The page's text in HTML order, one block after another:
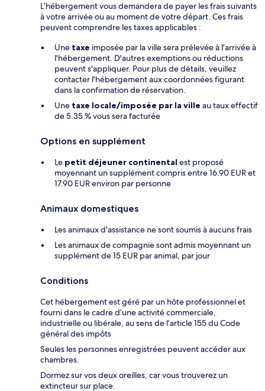
L’hébergement vous demandera de payer les frais suivants
à votre arrivée ou au moment de votre départ. Ces frais
peuvent comprendre les taxes applicables :
Une taxe imposée par la ville sera prélevée à l'arrivée à
l'hébergement. D'autres exemptions ou réductions
peuvent s'appliquer. Pour plus de détails, veuillez
contacter l'hébergement aux coordonnées figurant
dans la confirmation de réservation.
Une taxe locale/imposée par la ville au taux effectif
de 5.35 % vous sera facturée
Options en supplément
Le petit déjeuner continental est proposé
moyennant un supplément compris entre 16.90 EUR et
17.90 EUR environ par personne
Animaux domestiques
Les animaux d'assistance ne sont soumis à aucuns frais
Les animaux de compagnie sont admis moyennant un
supplément de 15 EUR par animal, par jour
Conditions
Cet hébergement est géré par un hôte professionnel et
fourni dans le cadre d’une activité commerciale,
industrielle ou libérale, au sens de l’article 155 du Code
général des impôts
Seules les personnes enregistrées peuvent accéder aux
chambres.
Dormez sur vos deux oreilles, car vous trouverez un
extincteur sur place.